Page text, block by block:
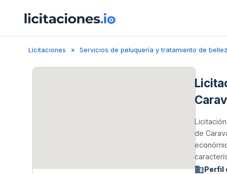
Licitaciones Servicios de peluquería y tratamiento de
de
Perfil